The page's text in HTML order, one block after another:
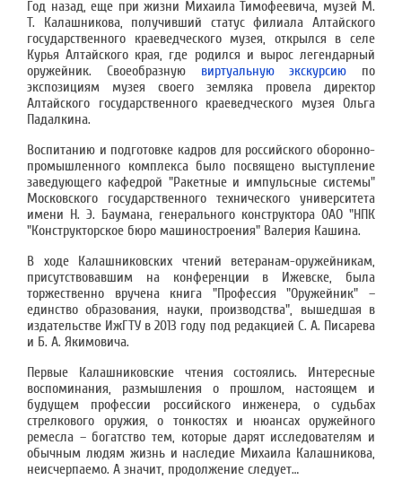
Год назад, еще при жизни Михаила Тимофеевича, музей М.
Т. Калашникова, получивший статус филиала Алтайского
государственного краеведческого музея, открылся в селе
Курья Алтайского края, где родился и вырос легендарный
оружейник. Своеобразную виртуальную экскурсию по
экспозициям музея своего земляка провела директор
Алтайского государственного краеведческого музея Ольга
Падалкина.
Воспитанию и подготовке кадров для российского оборонно-
промышленного комплекса было посвящено выступление
заведующего кафедрой "Ракетные и импульсные системы"
Московского государственного технического университета
имени Н. Э. Баумана, генерального конструктора ОАО "НПК
"Конструкторское бюро машиностроения" Валерия Кашина.
В ходе Калашниковских чтений ветеранам-оружейникам,
присутствовавшим на конференции в Ижевске, была
торжественно вручена книга "Профессия "Оружейник" –
единство образования, науки, производства", вышедшая в
издательстве ИжГТУ в 2013 году под редакцией С. А. Писарева
и Б. А. Якимовича.
Первые Калашниковские чтения состоялись. Интересные
воспоминания, размышления о прошлом, настоящем и
будущем профессии российского инженера, о судьбах
стрелкового оружия, о тонкостях и нюансах оружейного
ремесла – богатство тем, которые дарят исследователям и
обычным людям жизнь и наследие Михаила Калашникова,
неисчерпаемо. А значит, продолжение следует…